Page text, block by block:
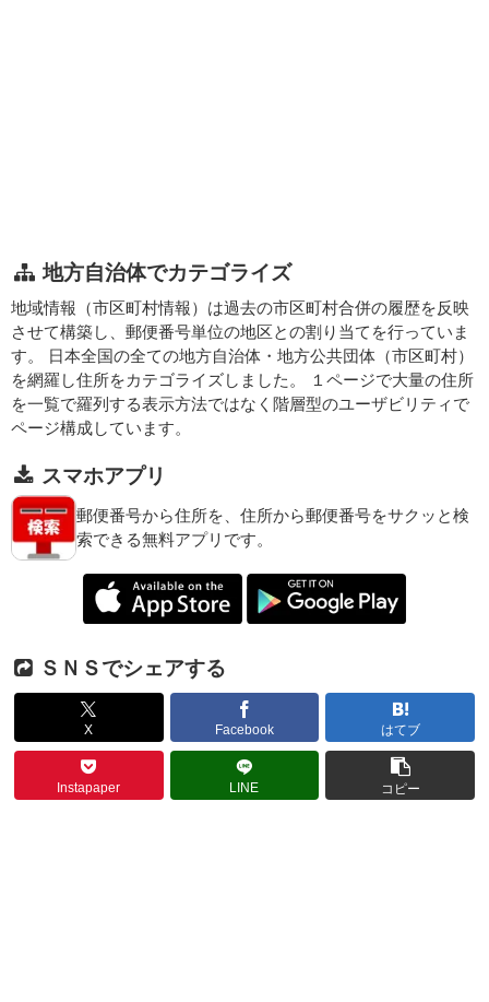
地方自治体でカテゴライズ
地域情報（市区町村情報）は過去の市区町村合併の履歴を反映
させて構築し、郵便番号単位の地区との割り当てを行っていま
す。 日本全国の全ての地方自治体・地方公共団体（市区町村）
を網羅し住所をカテゴライズしました。 １ページで大量の住所
を一覧で羅列する表示方法ではなく階層型のユーザビリティで
ページ構成しています。
スマホアプリ
郵便番号から住所を、住所から郵便番号をサクッと検
索できる無料アプリです。
ＳＮＳでシェアする
X Facebook はてブ
Instapaper LINE コピー